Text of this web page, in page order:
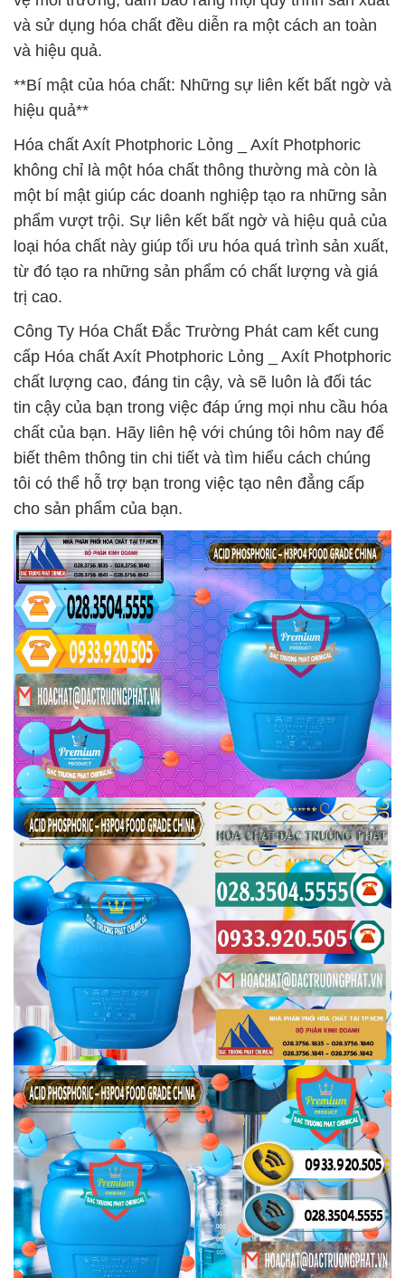
và sử dụng hóa chất đều diễn ra một cách an toàn
và hiệu quả.
**Bí mật của hóa chất: Những sự liên kết bất ngờ và
hiệu quả**
Hóa chất Axít Photphoric Lỏng _ Axít Photphoric
không chỉ là một hóa chất thông thường mà còn là
một bí mật giúp các doanh nghiệp tạo ra những sản
phẩm vượt trội. Sự liên kết bất ngờ và hiệu quả của
loại hóa chất này giúp tối ưu hóa quá trình sản xuất,
từ đó tạo ra những sản phẩm có chất lượng và giá
trị cao.
Công Ty Hóa Chất Đắc Trường Phát cam kết cung
cấp Hóa chất Axít Photphoric Lỏng _ Axít Photphoric
chất lượng cao, đáng tin cậy, và sẽ luôn là đối tác
tin cậy của bạn trong việc đáp ứng mọi nhu cầu hóa
chất của bạn. Hãy liên hệ với chúng tôi hôm nay để
biết thêm thông tin chi tiết và tìm hiểu cách chúng
tôi có thể hỗ trợ bạn trong việc tạo nên đẳng cấp
cho sản phẩm của bạn.